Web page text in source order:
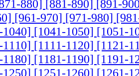
880] [881-890] [891-
[961-970] [971-980]
[1041-1050] [1051-
[1111-1120] [1121-
[1181-1190] [1191-
[1251-1260] [1261-